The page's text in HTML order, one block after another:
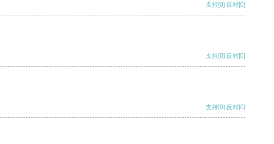
支持[0] 反对[0]
支持[0] 反对[0]
支持[0] 反对[0]